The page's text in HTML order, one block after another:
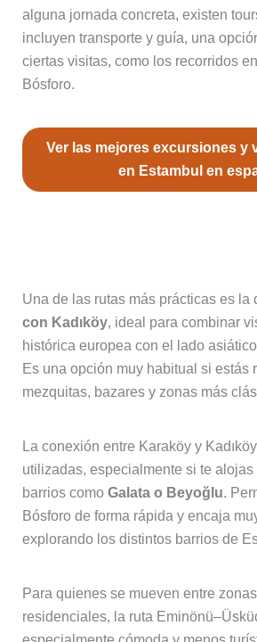
alguna jornada concreta, existen
incluyen transporte y guía, una
ciertas visitas, como los recorridos
Bósforo.
Ver las mejores excursiones y
en Estambul en
Una de las rutas más prácticas es la
con Kadıköy, ideal para combinar
histórica europea con el lado
Es una opción muy habitual si estás
mezquitas, bazares y zonas más
La conexión entre Karaköy y
utilizadas, especialmente si te
barrios comoGalata o Beyoğlu.
Bósforo de forma rápida y encaja
explorando los distintos barrios de
Para quienes se mueven entre
residenciales, la ruta